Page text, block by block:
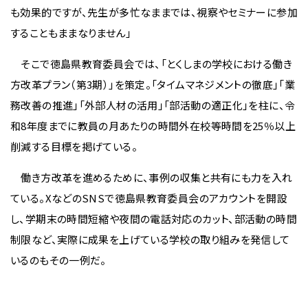
も効果的ですが、先生が多忙なままでは、視察やセミナーに参加
することもままなりません」
そこで徳島県教育委員会では、「とくしまの学校における働き
方改革プラン（第3期）」を策定。「タイムマネジメントの徹底」「業
務改善の推進」「外部人材の活用」「部活動の適正化」を柱に、令
和8年度までに教員の月あたりの時間外在校等時間を25％以上
削減する目標を掲げている。
働き方改革を進めるために、事例の収集と共有にも力を入れ
ている。XなどのSNSで徳島県教育委員会のアカウントを開設
し、学期末の時間短縮や夜間の電話対応のカット、部活動の時間
制限など、実際に成果を上げている学校の取り組みを発信して
いるのもその一例だ。